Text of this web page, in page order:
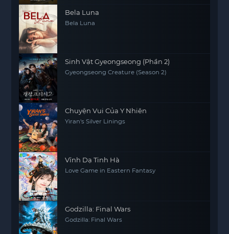
Bela Luna
Bela Luna
Sinh Vật Gyeongseong (Phần 2)
Gyeongseong Creature (Season 2)
Chuyện Vui Của Y Nhiên
Yiran's Silver Linings
Vĩnh Dạ Tinh Hà
Love Game in Eastern Fantasy
Godzilla: Final Wars
Godzilla: Final Wars